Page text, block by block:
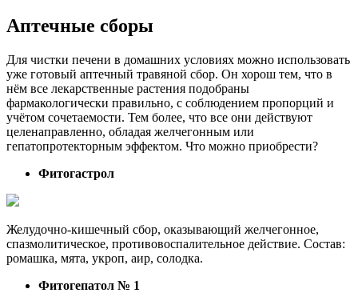
Аптечные сборы
Для чистки печени в домашних условиях можно использовать
уже готовый аптечный травяной сбор. Он хорош тем, что в
нём все лекарственные растения подобраны
фармакологически правильно, с соблюдением пропорций и
учётом сочетаемости. Тем более, что все они действуют
целенаправленно, обладая желчегонным или
гепатопротекторным эффектом. Что можно приобрести?
Фитогастрол
Желудочно-кишечный сбор, оказывающий желчегонное,
спазмолитическое, противовоспалительное действие. Состав:
ромашка, мята, укроп, аир, солодка.
Фитогепатол № 1